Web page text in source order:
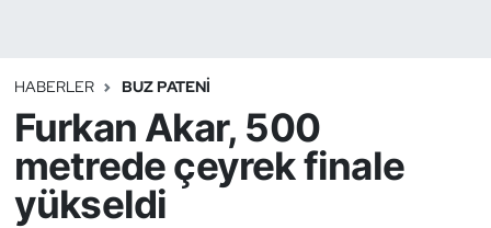
HABERLER BUZ PATENI
Furkan Akar, 500
metrede çeyrek finale
yükseldi
Binicilik
Bisiklet